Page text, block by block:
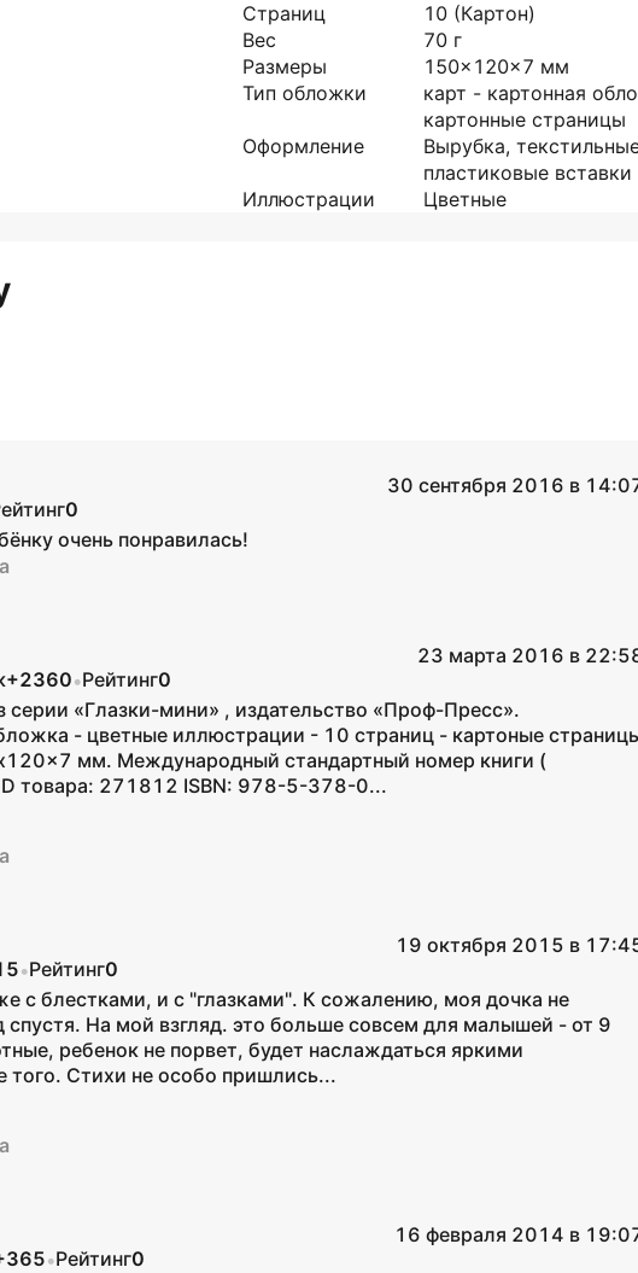
Страниц
10 (Картон)
Вес
70 г
Размеры
150x120x7 мм
Тип обложки
карт - картонная
картонные страницы
Оформление
Вырубка,
пластиковые вставки
Иллюстрации
Цветные
30 сентября 2016 в
0
очень понравилась!
23 марта 2016 в
+2360•Рейтинг0
серии «Глазки-мини» , издательство «Проф-Пресс».
- цветные иллюстрации - 10 страниц - картоные
мм. Международный стандартный номер книги (
товара: 271812 ISBN: 978-5-378-0...
19 октября 2015 в
•Рейтинг0
с блестками, и с "глазками". К сожалению, моя дочка не
спустя. На мой взгляд. это больше совсем для малышей - от 9
ребенок не порвет, будет наслаждаться яркими
Стихи не особо пришлись...
16 февраля 2014 в
•Рейтинг0